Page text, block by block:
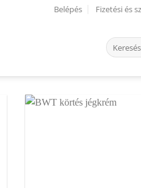
Belépés Fizetési és
Keresés
a